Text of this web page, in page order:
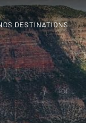
DESTINATIONS